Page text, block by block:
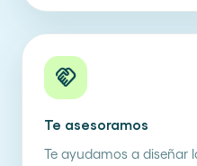
handshake
Te asesoramos
Te ayudamos a diseñar